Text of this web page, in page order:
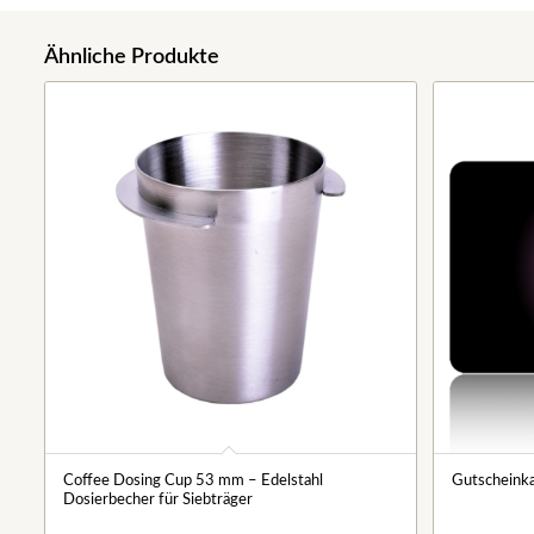
Ähnliche Produkte
Coffee Dosing Cup 53 mm – Edelstahl
Dosierbecher für Siebträger